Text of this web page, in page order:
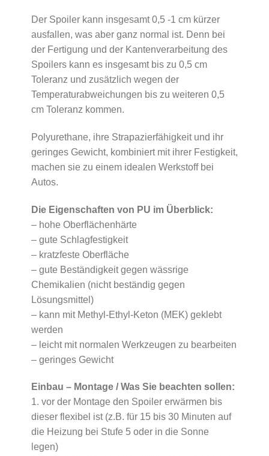
Der Spoiler kann insgesamt 0,5 -1 cm kürzer
ausfallen, was aber ganz normal ist. Denn bei
der Fertigung und der Kantenverarbeitung des
Spoilers kann es insgesamt bis zu 0,5 cm
Toleranz und zusätzlich wegen der
Temperaturabweichungen bis zu weiteren 0,5
cm Toleranz kommen.
Polyurethane, ihre Strapazierfähigkeit und ihr
geringes Gewicht, kombiniert mit ihrer Festigkeit,
machen sie zu einem idealen Werkstoff bei
Autos.
Die Eigenschaften von PU im Überblick:
– hohe Oberflächenhärte
– gute Schlagfestigkeit
– kratzfeste Oberfläche
– gute Beständigkeit gegen wässrige
Chemikalien (nicht beständig gegen
Lösungsmittel)
– kann mit Methyl-Ethyl-Keton (MEK) geklebt
werden
– leicht mit normalen Werkzeugen zu bearbeiten
– geringes Gewicht
Einbau – Montage / Was Sie beachten sollen:
1. vor der Montage den Spoiler erwärmen bis
dieser flexibel ist (z.B. für 15 bis 30 Minuten auf
die Heizung bei Stufe 5 oder in die Sonne
legen)